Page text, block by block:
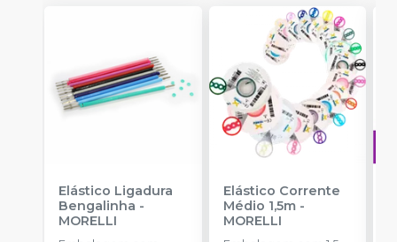
Elástico Ligadura
Bengalinha -
MORELLI
Elástico Corrente
Médio 1,5m-
MORELLI